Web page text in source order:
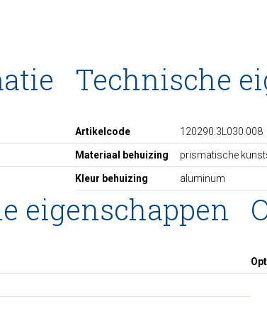
Technische
Artikelcode 120290.3L030.008
Materiaal behuizing prismatische
Kleur behuizing aluminum
eigenschappen